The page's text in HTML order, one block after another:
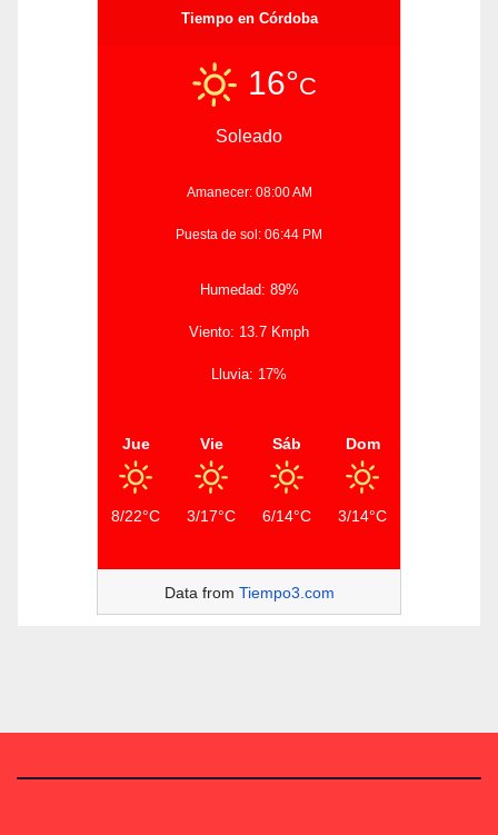
Tiempo en Córdoba
16°C
Soleado
Amanecer: 08:00 AM
Puesta de sol: 06:44 PM
Humedad: 89%
Viento: 13.7 Kmph
Lluvia: 17%
Jue
8/22°C
Vie
3/17°C
Sáb
6/14°C
Dom
3/14°C
Data from Tiempo3.com